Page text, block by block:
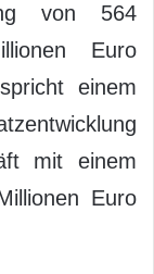
von 564
Euro
einem
mit einem
Euro